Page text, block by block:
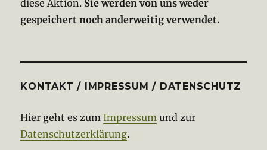
diese Aktion. Sie werden von uns weder
gespeichert noch anderweitig verwendet.
KONTAKT / IMPRESSUM / DATENSCHUTZ
Hier geht es zum Impressum und zur
Datenschutzerklärung.